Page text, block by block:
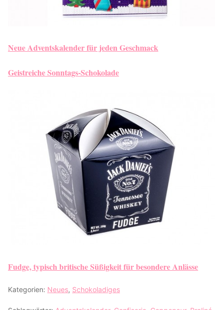
Neue Adventskalender für jeden Geschmack
Geistreiche Sonntags-Schokolade
Fudge, typisch britische Süßigkeit für besondere Anlässe
Kategorien: Neues, Schokoladiges